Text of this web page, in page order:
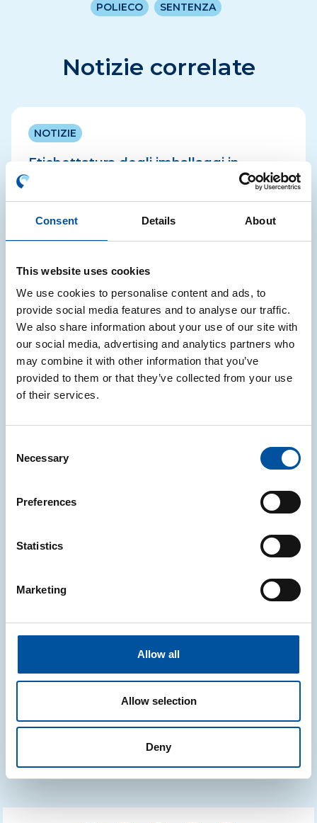
Consent Details About
This website uses cookies
We use cookies to personalise content and ads, to
provide social media features and to analyse our traffic.
We also share information about your use of our site with
our social media, advertising and analytics partners who
may combine it with other information that you’ve
provided to them or that they’ve collected from your use
of their services.
Selection
Necessary
Preferences
Statistics
Marketing
Allow all
Allow selection
Deny
POLIECO
SENTENZA
Notizie correlate
NOTIZIE
Etichettatura degli imballaggi in
Francia, Spagna e Germania:
aggiornamenti note informative CONAI
Germania
05.08.2026
NOTIZIE
PPWR: aggiornate le FAQ ufficiali della
agosto 2026
A pochi giorni dall’applicazione del Regolamento,
05.08.2026
Online nuove FAQ con risposte ai
CONAI ha ampliato la sezione FAQ relativa al PPWR:
Vedi tutte le news